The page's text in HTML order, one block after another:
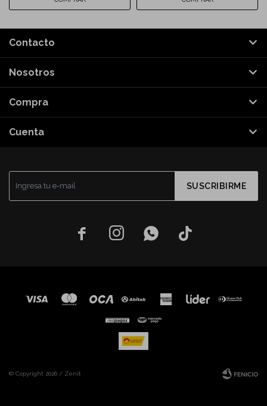
SUSCRIBIRME
   
Contacto
Nosotros
Compra
Cuenta
© Copyright 2026 / Zenit